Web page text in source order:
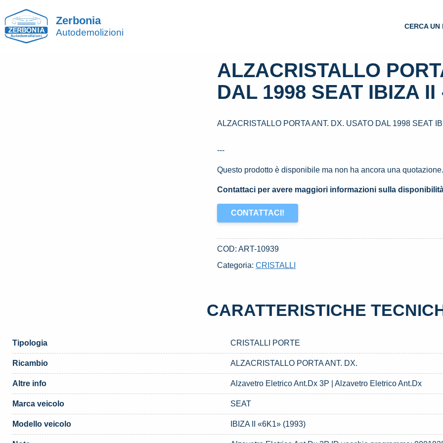
Zerbonia
Autodemolizioni
CERCA UN
ALZACRISTALLO
DAL 1998 SEAT IBIZA II
ALZACRISTALLO PORTA ANT. DX. USATO DAL 1998 SEAT
---
Questo prodotto è disponibile ma non ha ancora una
Contattaci per avere maggiori informazioni sulla
CONTATTACI!
COD:ART-10939
Categoria:CRISTALLI
CARATTERISTICHE
Tipologia CRISTALLI PORTE
Ricambio ALZACRISTALLO PORTA ANT. DX.
Altre info Alzavetro Eletrico Ant.Dx 3P | Alzavetro Eletrico Ant.Dx
Marca veicolo SEAT
Modello veicolo IBIZA II «6K1» (1993)